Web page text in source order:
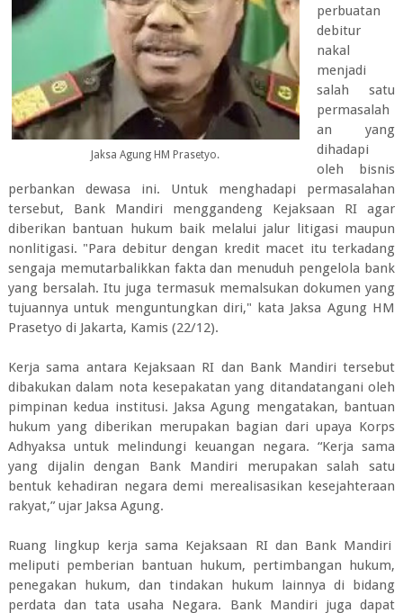
Jaksa Agung HM Prasetyo.
perbuatan
debitur
nakal
menjadi
salah satu
permasalah
an yang
dihadapi
oleh bisnis
perbankan dewasa ini. Untuk menghadapi permasalahan
tersebut, Bank Mandiri menggandeng Kejaksaan RI agar
diberikan bantuan hukum baik melalui jalur litigasi maupun
nonlitigasi. "Para debitur dengan kredit macet itu terkadang
sengaja memutarbalikkan fakta dan menuduh pengelola bank
yang bersalah. Itu juga termasuk memalsukan dokumen yang
tujuannya untuk menguntungkan diri," kata Jaksa Agung HM
Prasetyo di Jakarta, Kamis (22/12).
Kerja sama antara Kejaksaan RI dan Bank Mandiri tersebut
dibakukan dalam nota kesepakatan yang ditandatangani oleh
pimpinan kedua institusi. Jaksa Agung mengatakan, bantuan
hukum yang diberikan merupakan bagian dari upaya Korps
Adhyaksa untuk melindungi keuangan negara. “Kerja sama
yang dijalin dengan Bank Mandiri merupakan salah satu
bentuk kehadiran negara demi merealisasikan kesejahteraan
rakyat,” ujar Jaksa Agung.
Ruang lingkup kerja sama Kejaksaan RI dan Bank Mandiri
meliputi pemberian bantuan hukum, pertimbangan hukum,
penegakan hukum, dan tindakan hukum lainnya di bidang
perdata dan tata usaha Negara. Bank Mandiri juga dapat